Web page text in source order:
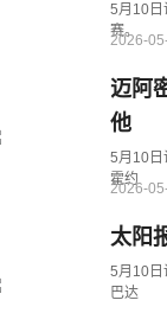
5月10日
赛。
2026-
迈阿
他
5月10日
霍约
2026-
太阳
5月10日讯 据《太阳报》报道，当地时间5月9日，捷克甲级联赛榜首大战——布
巴达